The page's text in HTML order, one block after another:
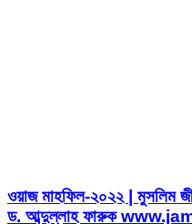
ওয়াজ মাহফিল-২০২২ | মুসলিম
ড. আব্দুল্লাহ ফারুক